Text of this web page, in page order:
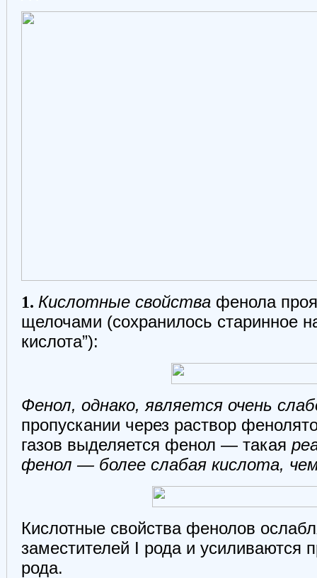
1. Кислотные свойства фенола
щелочами (сохранилось старинное
кислота”):
Фенол, однако, является очень
пропускании через раствор
газов выделяется фенол — такая
фенол — более слабая кислота,
Кислотные свойства фенолов
заместителей I рода и усиливаются
рода.